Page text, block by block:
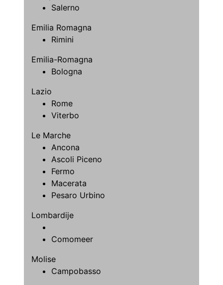
Salerno
Emilia Romagna
Rimini
Emilia-Romagna
Bologna
Lazio
Rome
Viterbo
Le Marche
Ancona
Ascoli Piceno
Fermo
Macerata
Pesaro Urbino
Lombardije
Comomeer
Molise
Campobasso